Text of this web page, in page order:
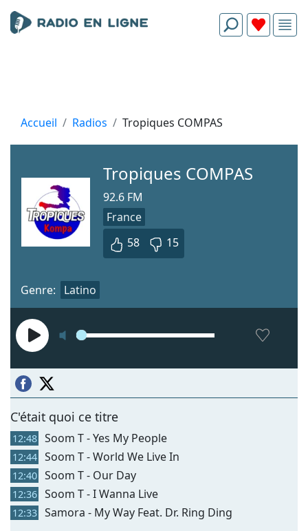
Accueil Radios Tropiques COMPAS
Tropiques COMPAS
92.6 FM
France
58
15
Genre: Latino
C'était quoi ce titre
12:48 Soom T - Yes My People
12:44 Soom T - World We Live In
12:40 Soom T - Our Day
12:36 Soom T - I Wanna Live
12:33 Samora - My Way Feat. Dr. Ring Ding